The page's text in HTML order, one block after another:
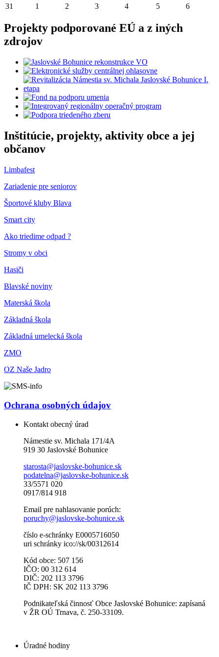
31 1 2 3 4 5 6
Projekty podporované EÚ a z iných
zdrojov
Inštitúcie, projekty, aktivity obce a jej
občanov
Limbafest
Zariadenie pre seniorov
Športové kluby Blava
Smart city
Ako triedime odpad ?
Stromy v obci
Hasiči
Blavské noviny
Materská škola
Základná škola
Základná umelecká škola
ZMO
OZ Naše Jadro
Ochrana osobných údajov
Kontakt obecný úrad
Námestie sv. Michala 171/4A
919 30 Jaslovské Bohunice
starosta@jaslovske-bohunice.sk
podatelna@jaslovske-bohunice.sk
33/5571 020
0917/814 918
Email pre nahlasovanie porúch:
poruchy@jaslovske-bohunice.sk
číslo e-schránky E0005716050
uri schránky ico://sk/00312614
Kód obce: 507 156
IČO: 00 312 614
DIČ: 202 113 3796
IČ DPH: SK 202 113 3796
Podnikateľská činnosť Obce Jaslovské Bohunice: zapísaná
v ŽR OÚ Trnava, č. 250-33109.
Úradné hodiny